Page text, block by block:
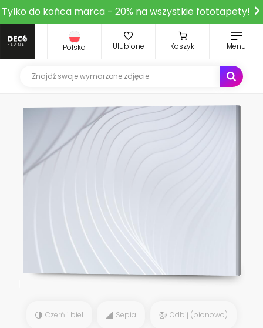
Tylko do końca marca - 20% na wszystkie fototapety!
Polska Ulubione Koszyk Menu
Czerń i biel Sepia Odbij (pionowo)